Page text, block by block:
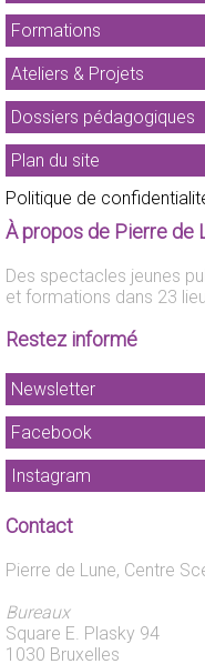
Formations
Ateliers & Projets
Dossiers pédagogiques
Plan du site
Politique de
À propos de Pierre de
Des spectacles jeunes
et formations dans 23
Restez informé
Newsletter
Facebook
Instagram
Contact
Pierre de Lune, Centre
Bureaux
Square E. Plasky 94
1030 Bruxelles